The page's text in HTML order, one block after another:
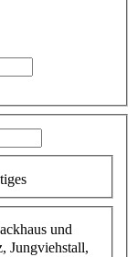
und
Jungviehstall,